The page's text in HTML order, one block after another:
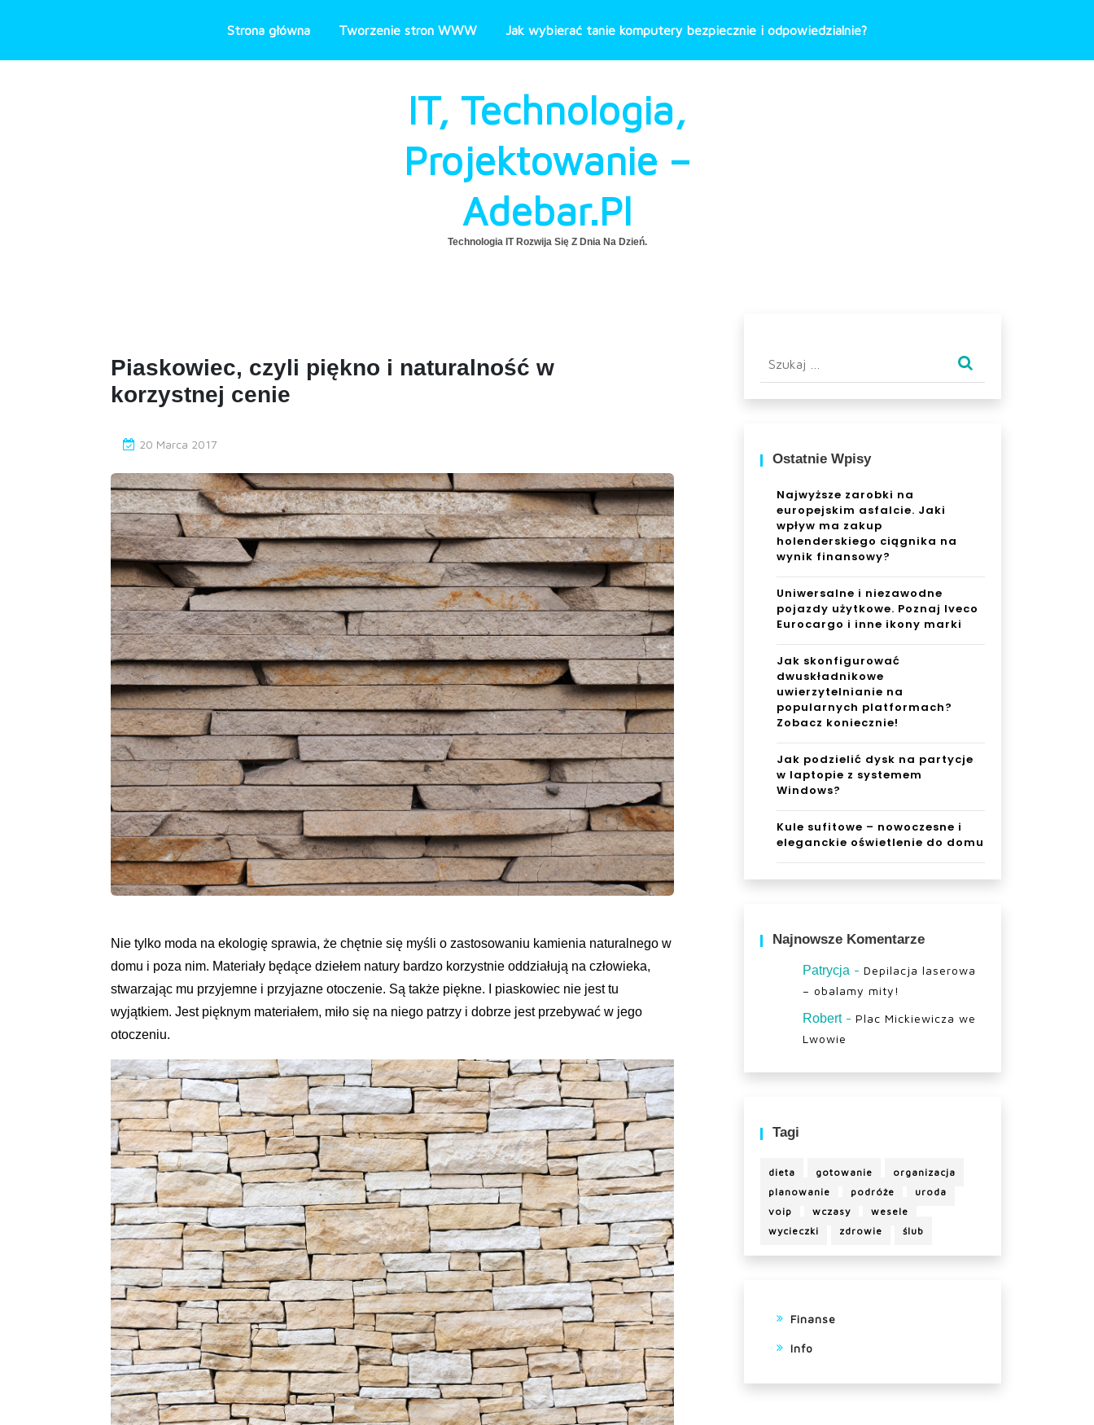
Strona główna Tworzenie stron WWW Jak wybierać tanie komputery bezpiecznie i odpowiedzialnie?
IT, Technologia,
Projektowanie –
Adebar.pl
Technologia IT Rozwija Się Z Dnia Na Dzień.
Piaskowiec, czyli piękno i naturalność w
korzystnej cenie
20 Marca 2017
Nie tylko moda na ekologię sprawia, że chętnie się myśli o zastosowaniu kamienia naturalnego w
domu i poza nim. Materiały będące dziełem natury bardzo korzystnie oddziałują na człowieka,
stwarzając mu przyjemne i przyjazne otoczenie. Są także piękne. I piaskowiec nie jest tu
wyjątkiem. Jest pięknym materiałem, miło się na niego patrzy i dobrze jest przebywać w jego
otoczeniu.
Ostatnie Wpisy
Najwyższe zarobki na
europejskim asfalcie. Jaki
wpływ ma zakup
holenderskiego ciągnika na
wynik finansowy?
Uniwersalne i niezawodne
pojazdy użytkowe. Poznaj Iveco
Eurocargo i inne ikony marki
Jak skonfigurować
dwuskładnikowe
uwierzytelnianie na
popularnych platformach?
Zobacz koniecznie!
Jak podzielić dysk na partycje
w laptopie z systemem
Windows?
Kule sufitowe – nowoczesne i
eleganckie oświetlenie do domu
Najnowsze Komentarze
Patrycja - Depilacja laserowa
– obalamy mity!
Robert- Plac Mickiewicza we
Lwowie
Tagi
dieta gotowanie
organizacja
planowanie
podróże
uroda
voip
wczasy
wesele
wycieczki
zdrowie ślub
Finanse
Info